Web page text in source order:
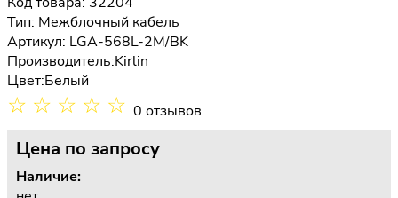
Тип: Межблочный кабель
Артикул: LGA-568L-2M/BK
Производитель:Kirlin
Цвет:Белый
☆ ☆ ☆ ☆ ☆ 0 отзывов
Цена по запросу
Наличие: